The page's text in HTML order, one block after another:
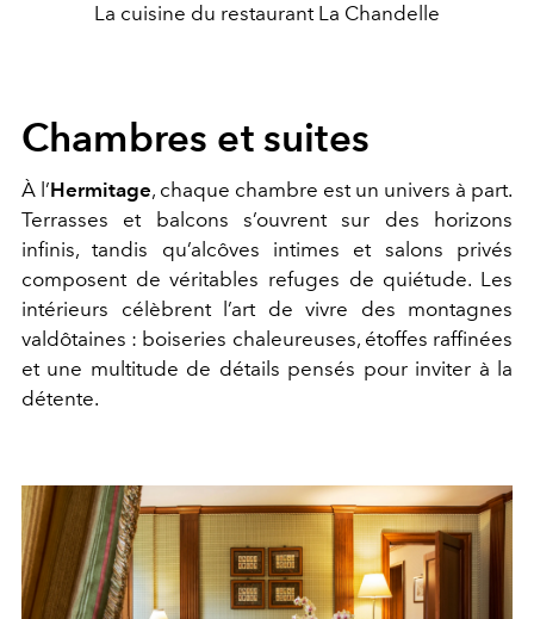
La cuisine du restaurant La Chandelle
Chambres et suites
À l’Hermitage, chaque chambre est un univers à part.
Terrasses et balcons s’ouvrent sur des horizons
infinis, tandis qu’alcôves intimes et salons privés
composent de véritables refuges de quiétude. Les
intérieurs célèbrent l’art de vivre des montagnes
valdôtaines : boiseries chaleureuses, étoffes raffinées
et une multitude de détails pensés pour inviter à la
détente.